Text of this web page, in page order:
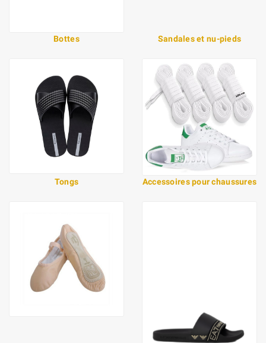
Bottes Sandales et nu-pieds
Tongs Accessoires pour chaussures